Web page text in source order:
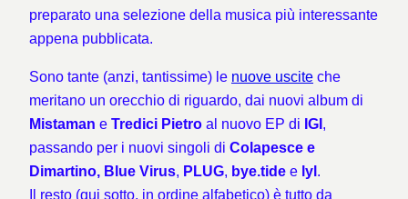
preparato una selezione della musica più interessante
appena pubblicata.
Sono tante (anzi, tantissime) le nuove uscite che
meritano un orecchio di riguardo, dai nuovi album di
Mistaman e Tredici Pietro al nuovo EP di IGI,
passando per i nuovi singoli di Colapesce e
Dimartino, Blue Virus, PLUG, bye.tide e lyl.
Il resto (qui sotto, in ordine alfabetico) è tutto da